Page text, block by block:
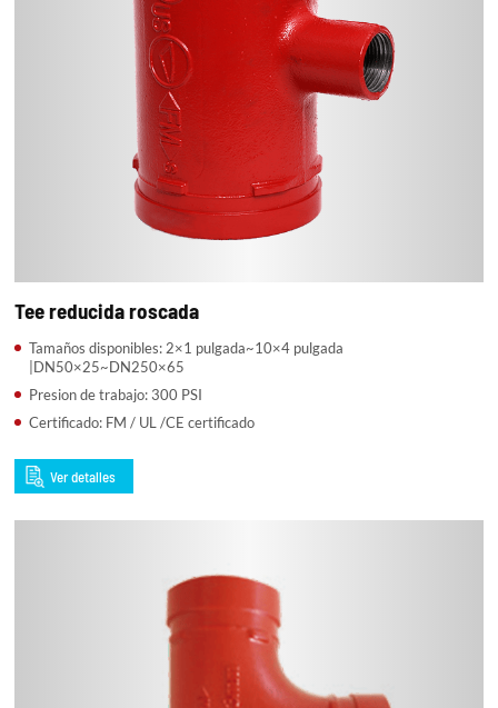
Tee reducida roscada
Tamaños disponibles: 2×1 pulgada~10×4 pulgada
|DN50×25~DN250×65
Presion de trabajo: 300 PSI
Certificado: FM / UL /CE certificado
Ver detalles